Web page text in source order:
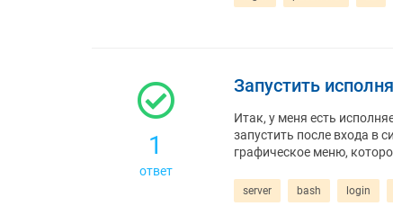
1
ответ
Запустить
Итак, у меня есть
запустить после входа в
графическое меню,
server bash login